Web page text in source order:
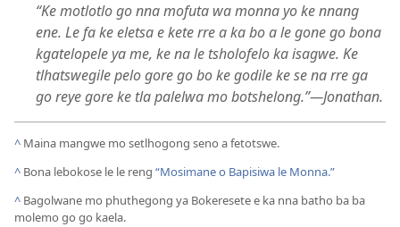
“Ke motlotlo go nna mofuta wa monna yo ke nnang
ene. Le fa ke eletsa e kete rre a ka bo a le gone go bona
kgatelopele ya me, ke na le tsholofelo ka isagwe. Ke
tlhatswegile pelo gore go bo ke godile ke se na rre ga
go reye gore ke tla palelwa mo botshelong.”—Jonathan.
^ Maina mangwe mo setlhogong seno a fetotswe.
^ Bona lebokose le le reng “Mosimane o Bapisiwa le Monna.”
^ Bagolwane mo phuthegong ya Bokeresete e ka nna batho ba ba
molemo go go kaela.